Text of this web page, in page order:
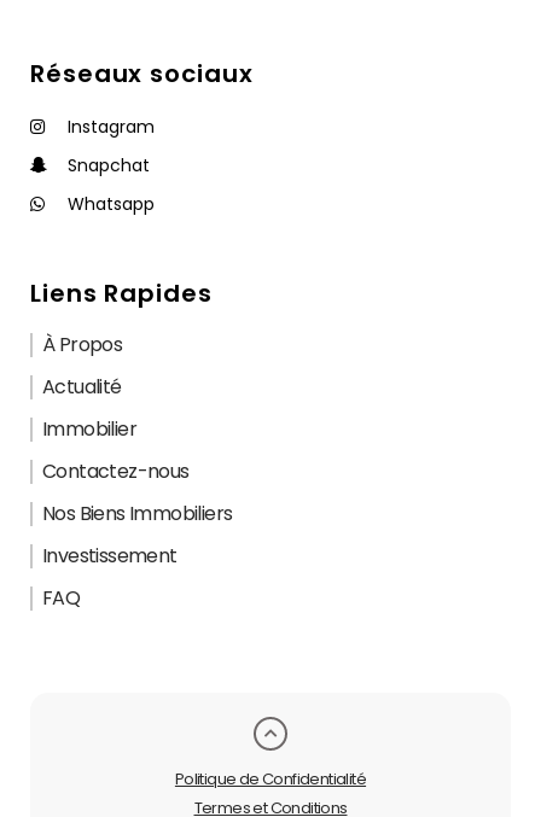
Réseaux sociaux
Instagram
Snapchat
Whatsapp
Liens Rapides
À Propos
Actualité
Immobilier
Contactez-nous
Nos Biens Immobiliers
Investissement
FAQ
Politique de Confidentialité
Termes et Conditions